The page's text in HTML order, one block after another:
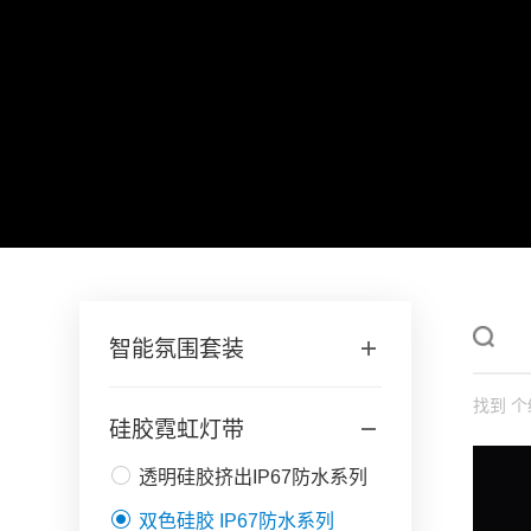
智能氛围套装
硅胶霓虹灯带
透明硅胶挤出IP67防水系列
双色硅胶 IP67防水系列
找到